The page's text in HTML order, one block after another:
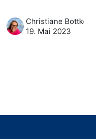
Christiane Bottke
19. Mai 2023